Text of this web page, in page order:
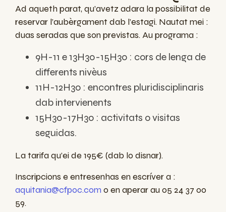
Ad aqueth parat, qu’avetz adara la possibilitat de
reservar l’aubèrgament dab l’estagi. Nautat mei :
duas seradas que son previstas. Au programa :
9H-11 e 13H30-15H30 : cors de lenga de
differents nivèus
11H-12H30 : encontres pluridisciplinaris
dab intervienents
15H30-17H30 : activitats o visitas
seguidas.
La tarifa qu’ei de 195€ (dab lo disnar).
Inscripcions e entresenhas en escríver a :
aquitania@cfpoc.com o en aperar au 05 24 37 00
59.